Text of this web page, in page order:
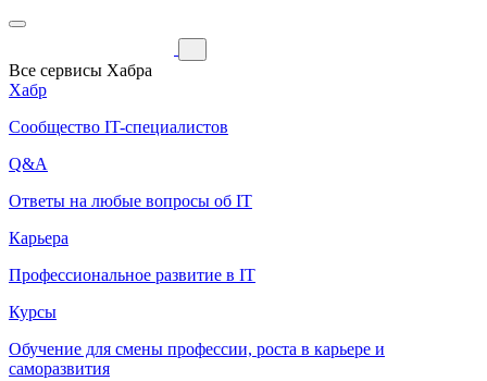
Все сервисы Хабра
Хабр
Сообщество IT-специалистов
Q&A
Ответы на любые вопросы об IT
Карьера
Профессиональное развитие в IT
Курсы
Обучение для смены профессии, роста в карьере и
саморазвития